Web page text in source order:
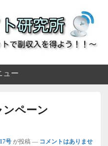
所
ュー
ペーン
号 が投稿 — コメントはありませ